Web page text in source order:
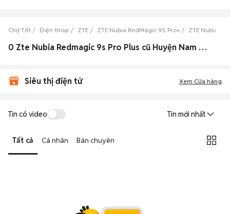
Chợ Tốt Điện thoại ZTE ZTE Nubia RedMagic 9S Pro+ ZTE Nubia
0 Zte Nubia Redmagic 9s Pro Plus cũ Huyện Nam Đàn, Nghệ An đẹp
Siêu thị điện tử Xem Cửa hàng
Tin có video Tin mới nhất
Tất cả Cá nhân Bán chuyên